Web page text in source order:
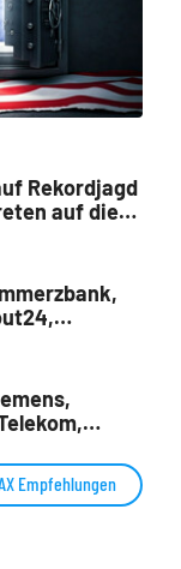
Rekordjagd
auf die
Empfehlungen